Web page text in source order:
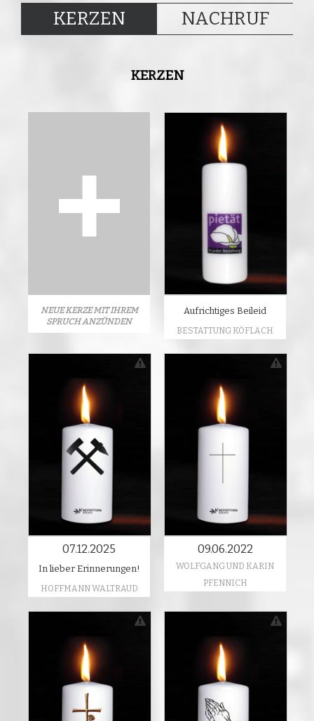
KERZEN NACHRUF
KERZEN
NEUE KERZE MIT IHREM
SPRUCH ANZÜNDEN
Aufrichtiges Beileid
BESTATTUNG KÖFLACH
07.12.2025
In lieber Erinnerungen!
HOFFMANN WALTRAUD
09.06.2022
WOLFGANG UND KARIN
PFENNICH